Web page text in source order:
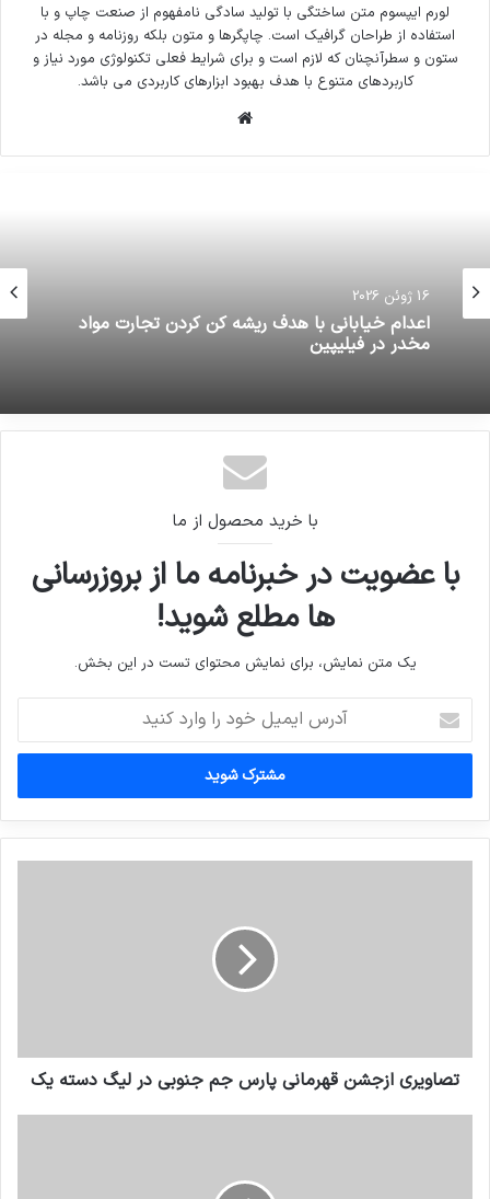
لورم ایپسوم متن ساختگی با تولید سادگی نامفهوم از صنعت چاپ و با
استفاده از طراحان گرافیک است. چاپگرها و متون بلکه روزنامه و مجله در
ستون و سطرآنچنان که لازم است و برای شرایط فعلی تکنولوژی مورد نیاز و
کاربردهای متنوع با هدف بهبود ابزارهای کاربردی می باشد.
16 ژوئن 2026
اعدام خیابانی با هدف ریشه کن کردن تجارت مواد
مخدر در فیلیپین
با خرید محصول از ما
با عضویت در خبرنامه ما از بروزرسانی
ها مطلع شوید!
یک متن نمایش، برای نمایش محتوای تست در این بخش.
ایمیل
خود
وارد
کنید
تصاویری ازجشن قهرمانی پارس جم جنوبی در لیگ دسته یک